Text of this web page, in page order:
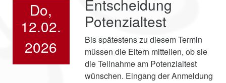
Do,
12.02.
2026
Entscheidung
Potenzialtest
Bis spätestens zu diesem Termin
müssen die Eltern mitteilen, ob sie
die Teilnahme am Potenzialtest
wünschen. Eingang der Anmeldung